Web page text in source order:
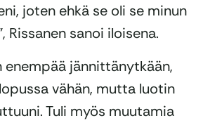
joten ehkä se oli se minun
sanoi iloisena.
enempää jännittänytkään,
vähän, mutta luotin
Tuli myös muutamia